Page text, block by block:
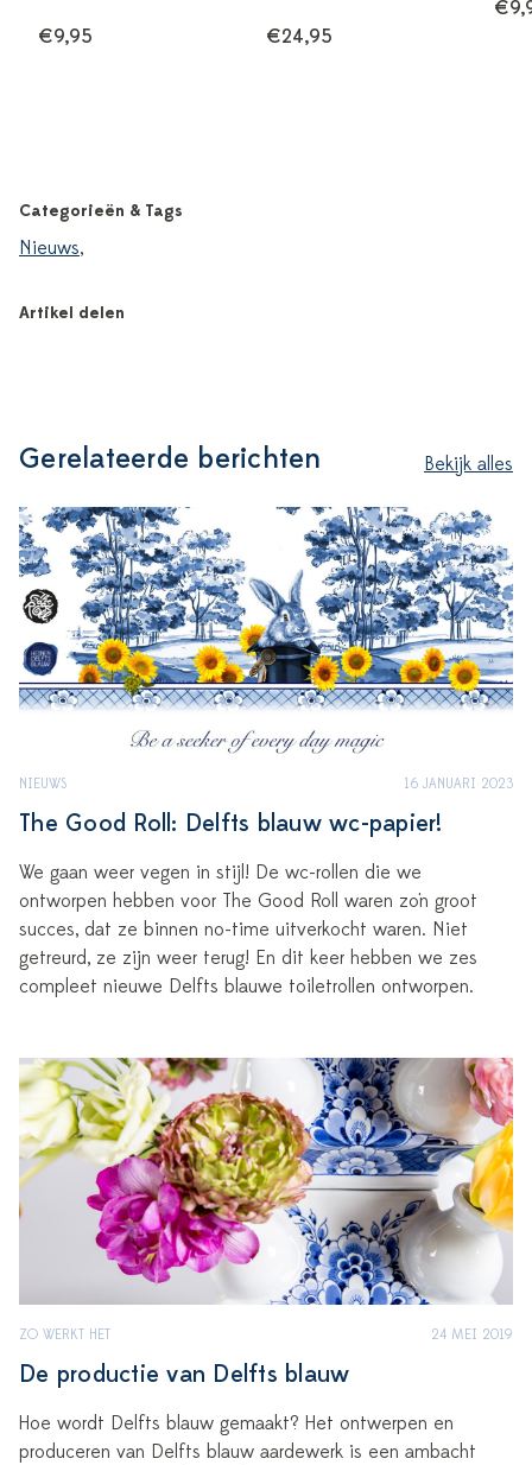
€9,95
€24,95
Categorieën & Tags
Nieuws,
Artikel delen
Gerelateerde berichten Bekijk alles
NIEUWS 16 JANUARI 2023
The Good Roll: Delfts blauw wc-papier!
We gaan weer vegen in stijl! De wc-rollen die we
ontworpen hebben voor The Good Roll waren zo'n groot
succes, dat ze binnen no-time uitverkocht waren. Niet
getreurd, ze zijn weer terug! En dit keer hebben we zes
compleet nieuwe Delfts blauwe toiletrollen ontworpen.
ZO WERKT HET 24 MEI 2019
De productie van Delfts blauw
Hoe wordt Delfts blauw gemaakt? Het ontwerpen en
produceren van Delfts blauw aardewerk is een ambacht